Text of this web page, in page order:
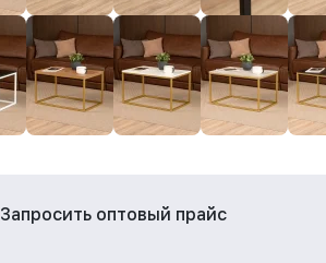
Запросить оптовый прайс